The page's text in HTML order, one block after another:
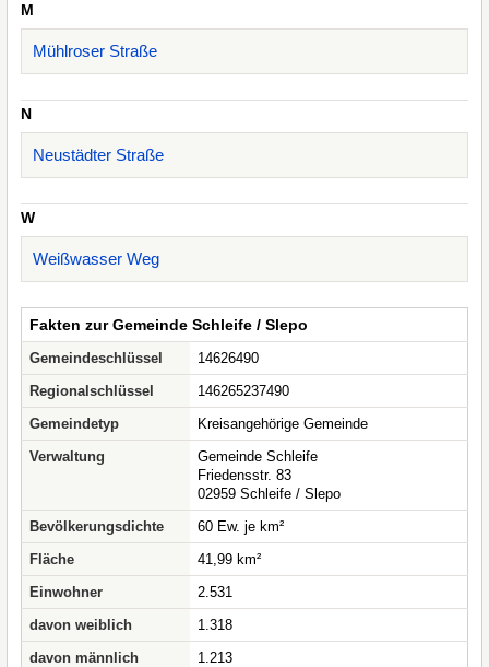
M
Mühlroser Straße
N
Neustädter Straße
W
Weißwasser Weg
Fakten zur Gemeinde Schleife / Slepo
Gemeindeschlüssel
14626490
Regionalschlüssel
146265237490
Gemeindetyp
Kreisangehörige Gemeinde
Verwaltung
Gemeinde Schleife
Friedensstr. 83
02959 Schleife / Slepo
Bevölkerungsdichte
60 Ew. je km²
Fläche
41,99 km²
Einwohner
2.531
davon weiblich
1.318
davon männlich
1.213